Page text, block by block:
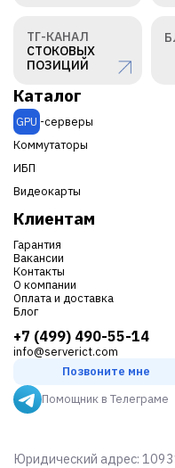
ТГ-КАНАЛ
СТОКОВЫХ
ПОЗИЦИЙ
Каталог
GPU -серверы
Коммутаторы
ИБП
Видеокарты
Клиентам
Гарантия
Вакансии
Контакты
О компании
Оплата и доставка
Блог
+7 (499) 490-55-14
info@serverict.com
Позвоните мне
Помощник в Телеграме
Юридический адрес: